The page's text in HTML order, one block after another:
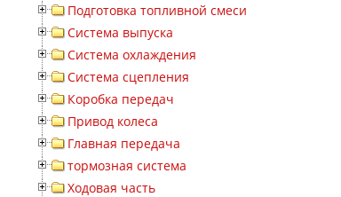
Подготовка топливной смеси
Система выпуска
Система охлаждения
Система сцепления
Коробка передач
Привод колеса
Главная передача
тормозная система
Ходовая часть